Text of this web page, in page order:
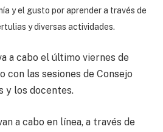
y el gusto por aprender a través de
y diversas actividades.
a cabo el último viernes de
con las sesiones de Consejo
y los docentes.
a cabo en línea, a través de